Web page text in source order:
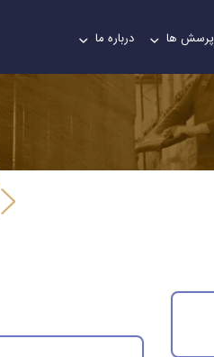
پرسش ها درباره ما
ارز پتروشیمی ها به قیمت 4200 به دولت واگذار می شود